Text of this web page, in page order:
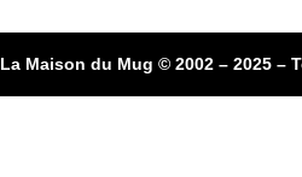
La Maison du Mug © 2002 – 2025 –